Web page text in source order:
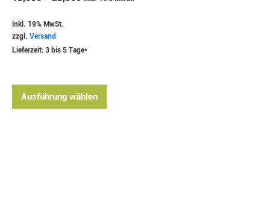
inkl. 19% MwSt.
zzgl. Versand
Lieferzeit: 3 bis 5 Tage*
Ausführung wählen